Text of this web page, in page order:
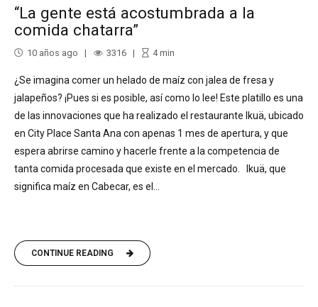
“La gente está acostumbrada a la
comida chatarra”
10 años ago 3316 4min
¿Se imagina comer un helado de maíz con jalea de fresa y
jalapeños? ¡Pues si es posible, así como lo lee! Este platillo es una
de las innovaciones que ha realizado el restaurante Ikuä, ubicado
en City Place Santa Ana con apenas 1 mes de apertura, y que
espera abrirse camino y hacerle frente a la competencia de
tanta comida procesada que existe en el mercado. Ikuä, que
significa maíz en Cabecar, es el...
CONTINUE READING